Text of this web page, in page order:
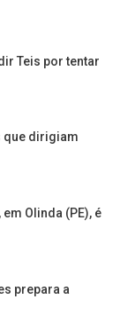
Teis por tentar
que dirigiam
Olinda (PE), é
prepara a